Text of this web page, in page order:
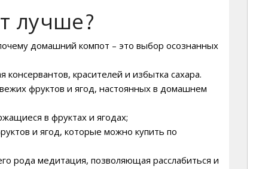
лучше?
домашний компот – это выбор осознанных
красителей и избытка сахара.
фруктов и ягод, настоянных в домашнем
в фруктах и ягодах;
и ягод, которые можно купить по
рода медитация, позволяющая расслабиться и